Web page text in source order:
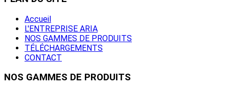
Accueil
L'ENTREPRISE ARIA
NOS GAMMES DE PRODUITS
TÉLÉCHARGEMENTS
CONTACT
NOS GAMMES DE PRODUITS